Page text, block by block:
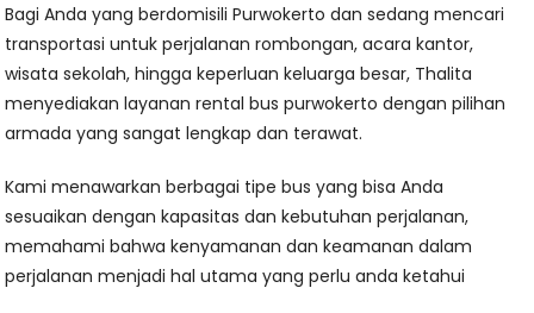
Bagi Anda yang berdomisili Purwokerto dan sedang mencari
transportasi untuk perjalanan rombongan, acara kantor,
wisata sekolah, hingga keperluan keluarga besar, Thalita
menyediakan layanan rental bus purwokerto dengan pilihan
armada yang sangat lengkap dan terawat.
Kami menawarkan berbagai tipe bus yang bisa Anda
sesuaikan dengan kapasitas dan kebutuhan perjalanan,
memahami bahwa kenyamanan dan keamanan dalam
perjalanan menjadi hal utama yang perlu anda ketahui